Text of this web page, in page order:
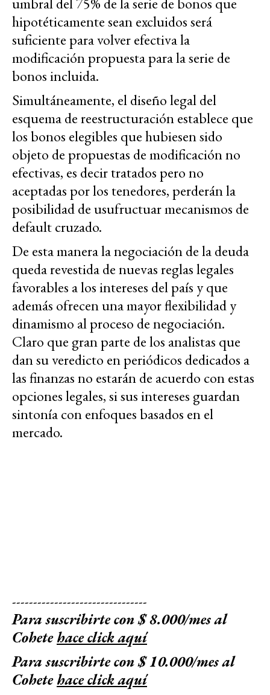
hipotéticamente sean excluidos será
suficiente para volver efectiva la
modificación propuesta para la serie de
bonos incluida.
Simultáneamente, el diseño legal del
esquema de reestructuración establece que
los bonos elegibles que hubiesen sido
objeto de propuestas de modificación no
efectivas, es decir tratados pero no
aceptadas por los tenedores, perderán la
posibilidad de usufructuar mecanismos de
default cruzado.
De esta manera la negociación de la deuda
queda revestida de nuevas reglas legales
favorables a los intereses del país y que
además ofrecen una mayor flexibilidad y
dinamismo al proceso de negociación.
Claro que gran parte de los analistas que
dan su veredicto en periódicos dedicados a
las finanzas no estarán de acuerdo con estas
opciones legales, si sus intereses guardan
sintonía con enfoques basados en el
mercado.
--------------------------------
Para suscribirte con $ 8.000/mes al
Cohetehace click aquí
Para suscribirte con $ 10.000/mes al
Cohetehace click aquí